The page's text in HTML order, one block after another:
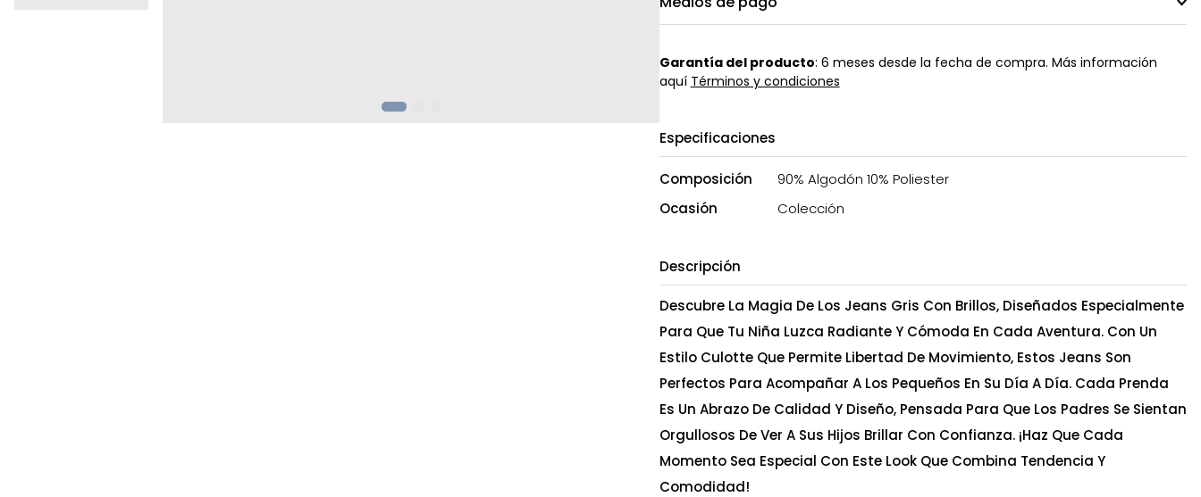
Garantía del producto: 6 meses desde la fecha de compra. Más información
aquí Términos y condiciones
Especificaciones
Composición
90% Algodón 10% Poliester
Ocasión
Colección
Descripción
Descubre La Magia De Los Jeans Gris Con Brillos, Diseñados Especialmente
Para Que Tu Niña Luzca Radiante Y Cómoda En Cada Aventura. Con Un
Estilo Culotte Que Permite Libertad De Movimiento, Estos Jeans Son
Perfectos Para Acompañar A Los Pequeños En Su Día A Día. Cada Prenda
Es Un Abrazo De Calidad Y Diseño, Pensada Para Que Los Padres Se Sientan
Orgullosos De Ver A Sus Hijos Brillar Con Confianza. ¡Haz Que Cada
Momento Sea Especial Con Este Look Que Combina Tendencia Y
Comodidad!